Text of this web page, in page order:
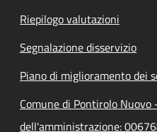
Riepilogo valutazioni
Segnalazione disservizio
Piano di miglioramento dei
Comune di Pontirolo Nuovo
dell'amministrazione: